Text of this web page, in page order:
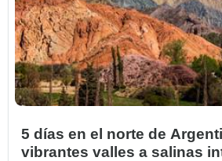
5 días en el norte de
vibrantes valles a salinas